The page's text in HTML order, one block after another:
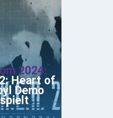
2024:
Heart of
Demo